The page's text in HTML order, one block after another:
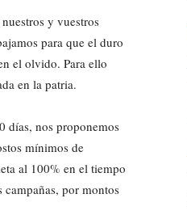
y vuestros
para que el duro
el olvido. Para ello
en la patria.
días, nos proponemos
mínimos de
al 100% en el tiempo
campañas, por montos